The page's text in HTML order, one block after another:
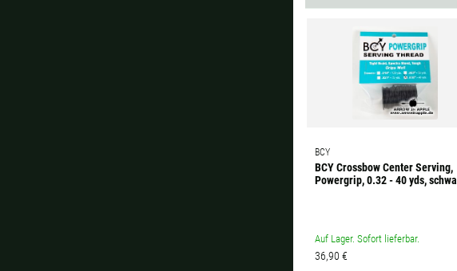
BCY
BCY Crossbow Center Serving,
Powergrip, 0.32 - 40 yds,
Auf Lager. Sofort lieferbar.
36,90 €